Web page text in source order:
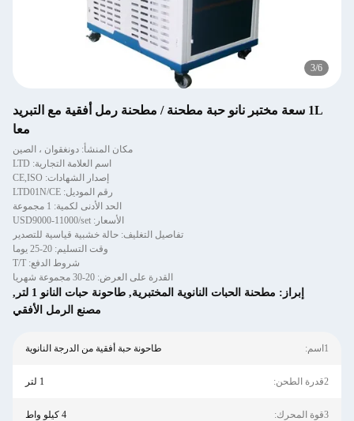
4/6
1L سعة مختبر نانو حبة مطحنة / مطحنة رمل أفقية مع التبريد
معا
مكان المنشأ: دونغقوان ، الصين
اسم العلامة التجارية: LTD
إصدار الشهادات: CE,ISO
رقم الموديل: LTD01N/CE
الحد الأدنى لكمية: 1 مجموعة
الأسعار: USD9000-11000/set
تفاصيل التغليف: حالة خشبية قياسية للتصدير
وقت التسليم: 20-25 يوما
شروط الدفع: T/T
القدرة على العرض: 20-30 مجموعة شهريا
إبراز: مطحنة الحبات النانوية المختبرية, طاحونة حبات النانو 1 لتر
,
مصنع الرمل الأفقي
1اسم: طاحونة حبة أفقية من الدرجة النانوية
2قدرة الطحن: 1 لتر
3قوة المحرك: 4 كيلو واط